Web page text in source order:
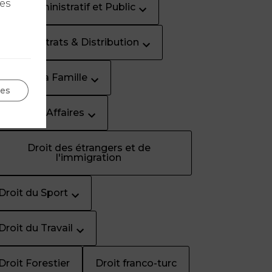
Droit Administratif et Public
Droit Contrats & Distribution
de la Famille
Droit des Affaires
Droit des étrangers et de
l'immigration
Droit du Sport
Droit du Travail
Droit Forestier Droit franco-turc